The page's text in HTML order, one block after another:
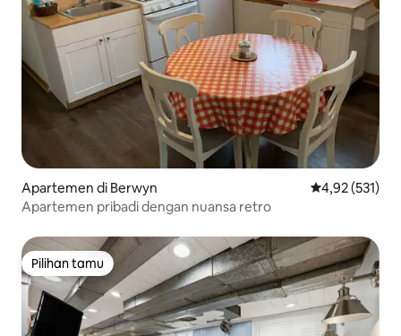
Apartemen di Berwyn Nilai rata-rata
4,92 (531)
Apartemen pribadi dengan nuansa retro
Pilihan tamu
Pilihan tamu